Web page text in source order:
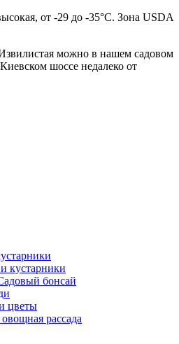
от -29 до -35°C. Зона USDA
можно в нашем садовом
шоссе недалеко от
кустарники
бонсай
цветы
рассада